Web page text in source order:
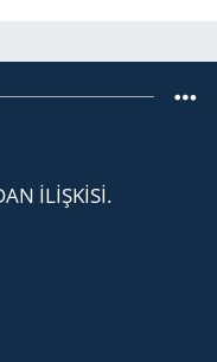
İLİŞKİSİ.